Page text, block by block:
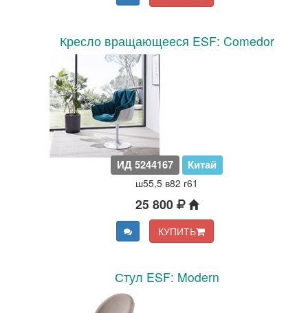
Кресло вращающееся ESF: Comedor
ИД 5244167 Китай
ш55,5 в82 г61
25 800
КУПИТЬ
Стул ESF: Modern